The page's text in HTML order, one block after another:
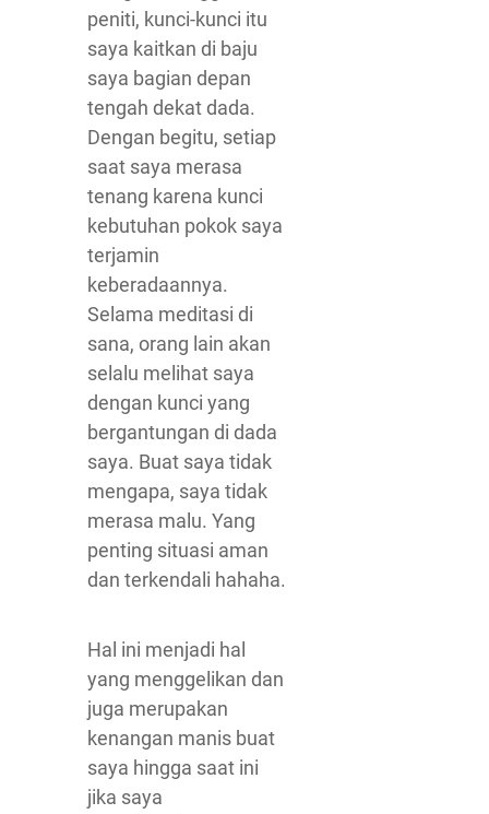
peniti, kunci-kunci itu
saya kaitkan di baju
saya bagian depan
tengah dekat dada.
Dengan begitu, setiap
saat saya merasa
tenang karena kunci
kebutuhan pokok saya
terjamin
keberadaannya.
Selama meditasi di
sana, orang lain akan
selalu melihat saya
dengan kunci yang
bergantungan di dada
saya. Buat saya tidak
mengapa, saya tidak
merasa malu. Yang
penting situasi aman
dan terkendali hahaha.
Hal ini menjadi hal
yang menggelikan dan
juga merupakan
kenangan manis buat
saya hingga saat ini
jika saya